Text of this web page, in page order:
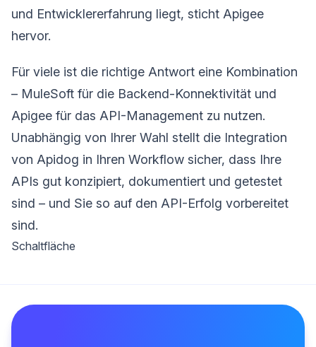
und Entwicklererfahrung liegt, sticht Apigee
hervor.
Für viele ist die richtige Antwort eine Kombination
– MuleSoft für die Backend-Konnektivität und
Apigee für das API-Management zu nutzen.
Unabhängig von Ihrer Wahl stellt die Integration
von Apidog in Ihren Workflow sicher, dass Ihre
APIs gut konzipiert, dokumentiert und getestet
sind – und Sie so auf den API-Erfolg vorbereitet
sind.
Schaltfläche